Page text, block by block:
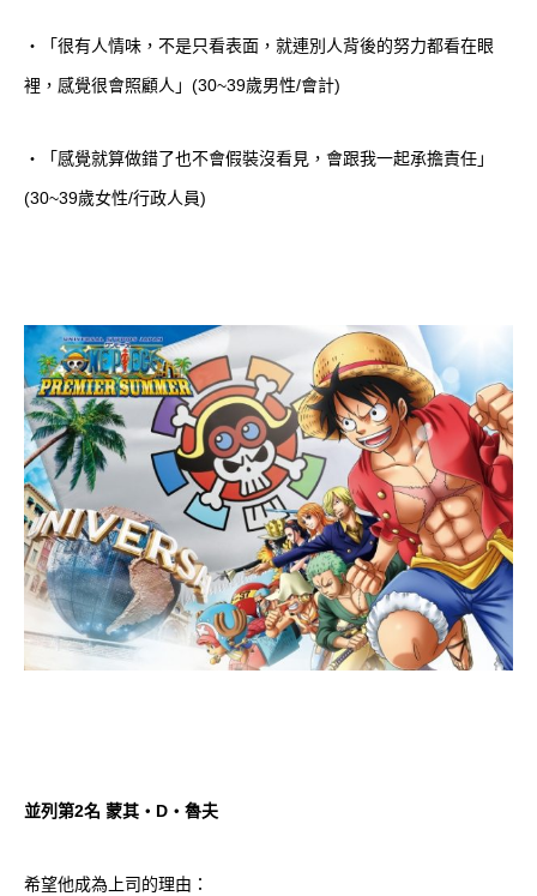
・「很有人情味，不是只看表面，就連別人背後的努力都看在眼
裡，感覺很會照顧人」(30~39歲男性/會計)
・「感覺就算做錯了也不會假裝沒看見，會跟我一起承擔責任」
(30~39歲女性/行政人員)
並列第2名 蒙其 ・ D ・ 魯夫
希望他成為上司的理由：